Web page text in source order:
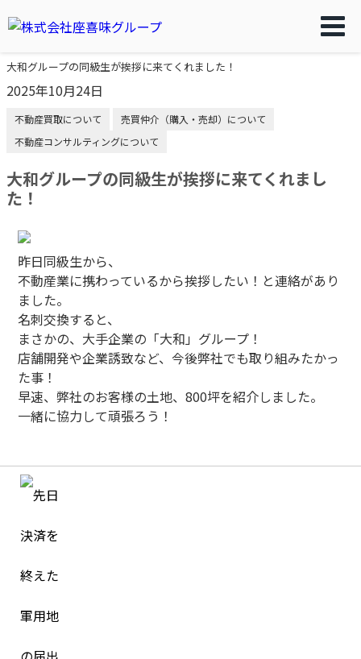
大和グループの同級生が挨拶に来てくれました！
2025年10月24日
不動産買取について
売買仲介（購入・売却）について
不動産コンサルティングについて
大和グループの同級生が挨拶に来てくれまし
た！
昨日同級生から、
不動産業に携わっているから挨拶したい！と連絡があり
ました。
名刺交換すると、
まさかの、大手企業の「大和」グループ！
店舗開発や企業誘致など、今後弊社でも取り組みたかっ
た事！
早速、弊社のお客様の土地、800坪を紹介しました。
一緒に協力して頑張ろう！